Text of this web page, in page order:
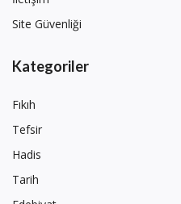
Site Güvenliği
Kategoriler
Fıkıh
Tefsir
Hadis
Tarih